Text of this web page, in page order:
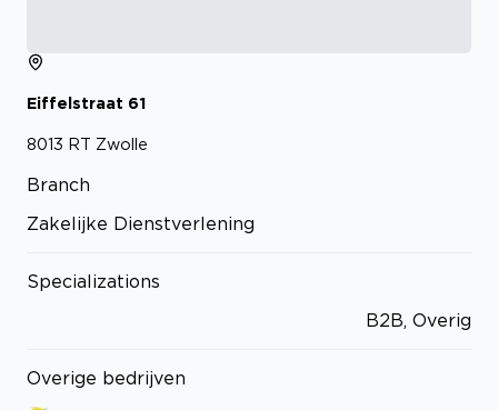
Eiffelstraat 61
8013 RT Zwolle
Branch
Zakelijke Dienstverlening
Specializations
B2B, Overig
Overige bedrijven